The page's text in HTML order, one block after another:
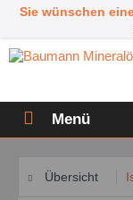
Sie wünschen
Menü
Übersicht